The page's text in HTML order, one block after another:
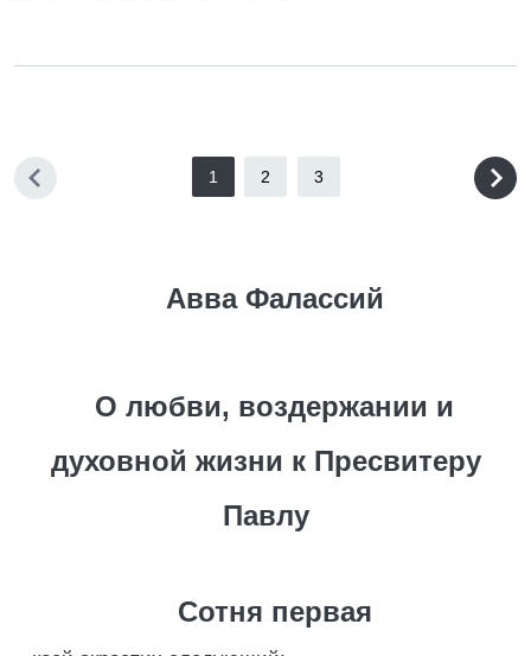
1 2 3
Авва Фалассий
О любви, воздержании и
духовной жизни к Пресвитеру
Павлу
Сотня первая